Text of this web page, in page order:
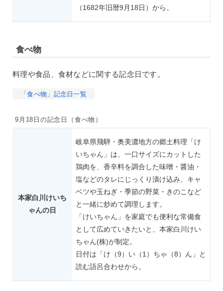
（1682年旧暦9月18日）から。
食べ物
料理や食品、食材などに関する記念日です。
「食べ物」記念日一覧
9月18日の記念日（食べ物）
本家白川けいち
ゃんの日
岐阜県飛騨・奥美濃地方の郷土料理「け
いちゃん」は、一口サイズにカットした
鶏肉を、香辛料を調合した味噌・醤油・
塩などのタレにじっくり漬け込み、キャ
ベツや玉ねぎ・季節の野菜・きのこなど
と一緒に炒めて調理します。
「けいちゃん」を家庭でも便利な常備食
として広めていきたいと、本家白川けい
ちゃん(株)が制定。
日付は「け（9）い（1）ちゃ（8）ん」と
読む語呂合わせから。